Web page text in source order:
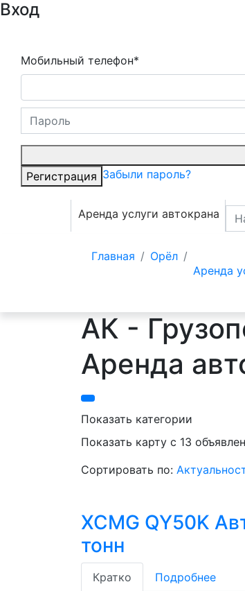
Вход
Мобильный телефон*
Регистрация Забыли пароль?
Аренда услуги автокрана
Главная
Орёл
Аренда
АК -
Аренда
Показать категории
Показать карту с 13
Сортировать по:
XCMG QY50K
тонн
Кратко
Подробнее